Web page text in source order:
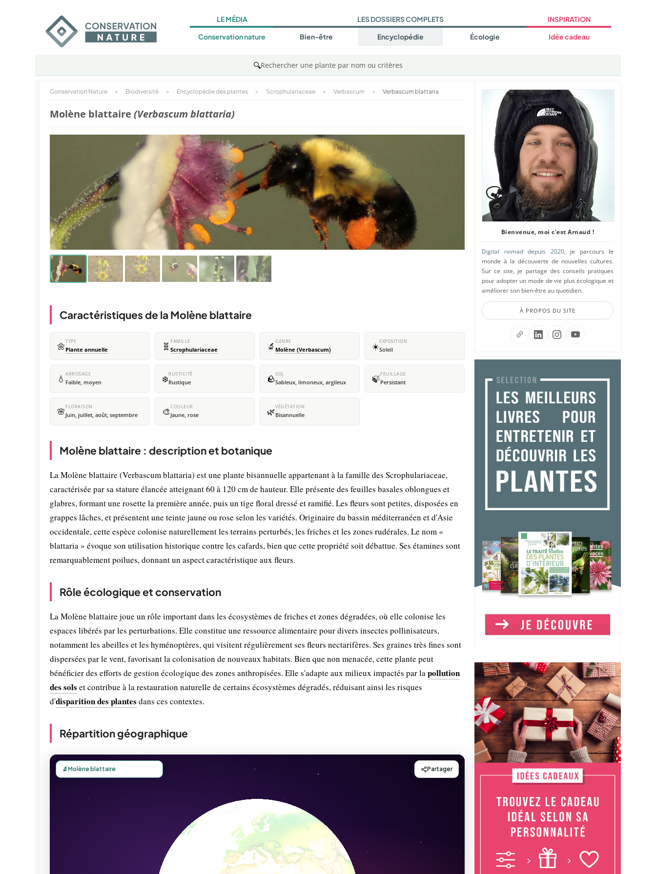
LE MÉDIA
Conservation nature
LES DOSSIERS COMPLETS
Bien-être Encyclopédie Écologie
INSPIRATION
Idée cadeau
🔍Rechercher une plante par nom ou critères
Conservation Nature > Biodiversité > Encyclopédie des plantes > Scrophulariaceae > Verbascum > Verbascum blattaria
Molène blattaire (Verbascum blattaria)
Caractéristiques de la Molène blattaire
🌼TYPE
Plante annuelle 🧬 FAMILLE
Scrophulariaceae 🔬 GENRE
Molène (Verbascum) ☀️EXPOSITION
Soleil
💧 ARROSAGE
Faible, moyen ❄️RUSTICITÉ
Rustique 🪨SOL
Sableux, limoneux, argileux 🍃FEUILLAGE
Persistant
🌸 FLORAISON
Juin, juillet, août, septembre 🎨COULEUR
Jaune, rose 🌿VÉGÉTATION
Bisannuelle
Molène blattaire : description et botanique
La Molène blattaire (Verbascum blattaria) est une plante bisannuelle appartenant à la famille des Scrophulariaceae,
caractérisée par sa stature élancée atteignant 60 à 120 cm de hauteur. Elle présente des feuilles basales oblongues et
glabres, formant une rosette la première année, puis un tige floral dressé et ramifié. Les fleurs sont petites, disposées en
grappes lâches, et présentent une teinte jaune ou rose selon les variétés. Originaire du bassin méditerranéen et d'Asie
occidentale, cette espèce colonise naturellement les terrains perturbés, les friches et les zones rudérales. Le nom «
blattaria » évoque son utilisation historique contre les cafards, bien que cette propriété soit débattue. Ses étamines sont
remarquablement poilues, donnant un aspect caractéristique aux fleurs.
Rôle écologique et conservation
La Molène blattaire joue un rôle important dans les écosystèmes de friches et zones dégradées, où elle colonise les
espaces libérés par les perturbations. Elle constitue une ressource alimentaire pour divers insectes pollinisateurs,
notamment les abeilles et les hyménoptères, qui visitent régulièrement ses fleurs nectarifères. Ses graines très fines sont
dispersées par le vent, favorisant la colonisation de nouveaux habitats. Bien que non menacée, cette plante peut
bénéficier des efforts de gestion écologique des zones anthropisées. Elle s'adapte aux milieux impactés par lapollution
des sols et contribue à la restauration naturelle de certains écosystèmes dégradés, réduisant ainsi les risques
d'disparition des plantes dans ces contextes.
Répartition géographique
Bienvenue, moi c'est Arnaud !
Digital nomad depuis 2020, je parcours le
monde à la découverte de nouvelles cultures.
Sur ce site, je partage des conseils pratiques
pour adopter un mode de vie plus écologique et
améliorer son bien-être au quotidien.
À PROPOS DU SITE